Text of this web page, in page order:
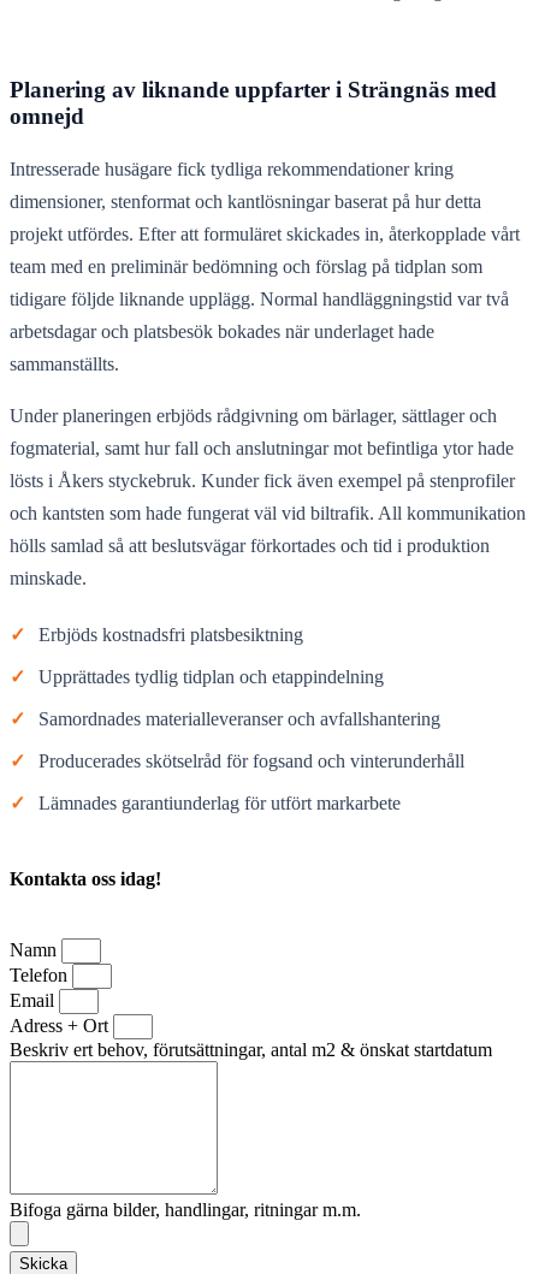
Planering av liknande uppfarter i Strängnäs med
omnejd
Intresserade husägare fick tydliga rekommendationer kring
dimensioner, stenformat och kantlösningar baserat på hur detta
projekt utfördes. Efter att formuläret skickades in, återkopplade vårt
team med en preliminär bedömning och förslag på tidplan som
tidigare följde liknande upplägg. Normal handläggningstid var två
arbetsdagar och platsbesök bokades när underlaget hade
sammanställts.
Under planeringen erbjöds rådgivning om bärlager, sättlager och
fogmaterial, samt hur fall och anslutningar mot befintliga ytor hade
lösts i Åkers styckebruk. Kunder fick även exempel på stenprofiler
och kantsten som hade fungerat väl vid biltrafik. All kommunikation
hölls samlad så att beslutsvägar förkortades och tid i produktion
minskade.
✓ Erbjöds kostnadsfri platsbesiktning
✓ Upprättades tydlig tidplan och etappindelning
✓ Samordnades materialleveranser och avfallshantering
✓ Producerades skötselråd för fogsand och vinterunderhåll
✓ Lämnades garantiunderlag för utfört markarbete
Kontakta oss idag!
Namn
Telefon
Email
Adress + Ort
Beskriv ert behov, förutsättningar, antal m2 & önskat startdatum
Bifoga gärna bilder, handlingar, ritningar m.m.
Skicka